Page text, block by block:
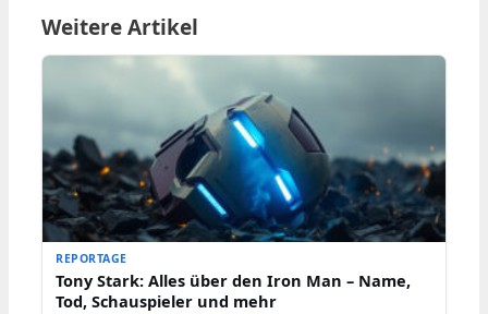
Weitere Artikel
REPORTAGE
Tony Stark: Alles über den Iron Man – Name,
Tod, Schauspieler und mehr